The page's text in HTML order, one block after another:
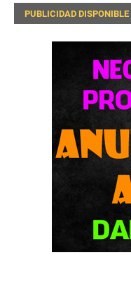
PUBLICIDAD DISPONIBLE